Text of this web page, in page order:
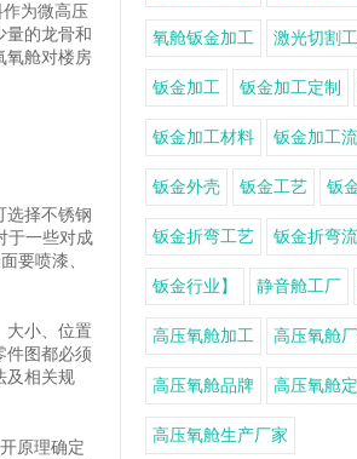
为微高压
量的龙骨和
氧舱对楼房
选择不锈钢
于一些对成
要喷漆、
大小、位置
件图都必须
及相关规
原理确定
氧舱钣金加工 激光切割
钣金加工 钣金加工定制
钣金加工材料 钣金加工
钣金外壳 钣金工艺 钣
钣金折弯工艺 钣金折弯
钣金行业】 静音舱工厂
高压氧舱加工 高压氧舱
高压氧舱品牌 高压氧舱
高压氧舱生产厂家